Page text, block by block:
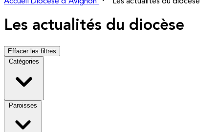
Les actualités du diocèse
Effacer les filtres
Catégories
Paroisses